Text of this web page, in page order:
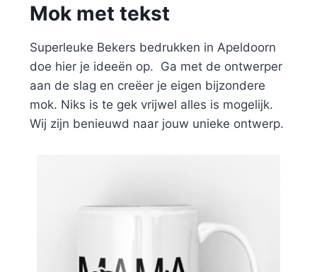
Mok met tekst
Superleuke Bekers bedrukken in Apeldoorn
doe hier je ideeën op. Ga met de ontwerper
aan de slag en creëer je eigen bijzondere
mok. Niks is te gek vrijwel alles is mogelijk.
Wij zijn benieuwd naar jouw unieke ontwerp.